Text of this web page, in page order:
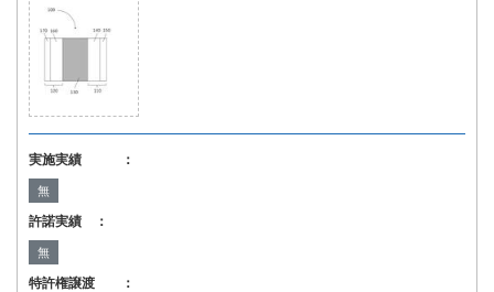
実施実績 ：
無
許諾実績 ：
無
特許権譲渡 ：